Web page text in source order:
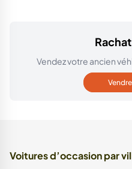
Vendez votre ancien
Voitures d’occasion par